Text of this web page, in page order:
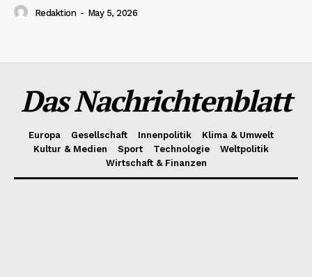
Redaktion - May 5, 2026
Das Nachrichtenblatt
Europa Gesellschaft Innenpolitik
Klima & Umwelt
Kultur & Medien
Sport Technologie
Weltpolitik
Wirtschaft & Finanzen